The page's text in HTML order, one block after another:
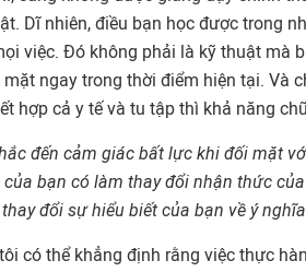
Dĩ nhiên, điều bạn học được trong
việc. Đó không phải là kỹ thuật mà
mặt ngay trong thời điểm hiện tại. Và
hợp cả y tế và tu tập thì khả năng
đến cảm giác bất lực khi đối mặt
bạn có làm thay đổi nhận thức
đổi sự hiểu biết của bạn về ý
có thể khẳng định rằng việc thực